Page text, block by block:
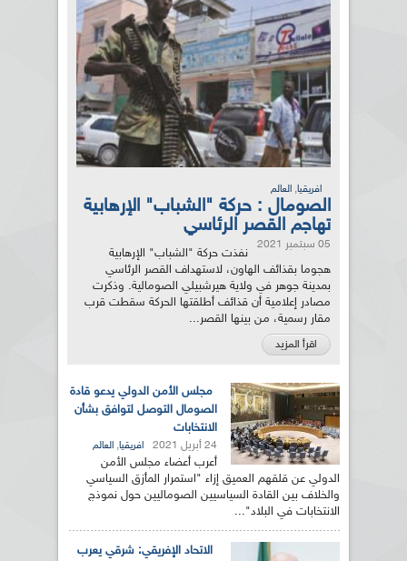
افريقيا, العالم
الصومال : حركة "الشباب" الإرهابية
تهاجم القصر الرئاسي
05 سبتمبر 2021
نفذت حركة "الشباب" الإرهابية
هجوما بقذائف الهاون، لاستهداف القصر الرئاسي
بمدينة جوهر في ولاية هيرشبيلي الصومالية. وذكرت
مصادر إعلامية أن قذائف أطلقتها الحركة سقطت قرب
مقار رسمية، من بينها القصر...
اقرأ المزيد
مجلس الأمن الدولي يدعو قادة
الصومال التوصل لتوافق بشأن
الانتخابات
24 أبريل 2021 افريقيا, العالم
أعرب أعضاء مجلس الأمن
الدولي عن قلقهم العميق إزاء "استمرار المأزق السياسي
والخلاف بين القادة السياسيين الصوماليين حول نموذج
الانتخابات في البلاد"...
الاتحاد الإفريقي: شرقي يعرب